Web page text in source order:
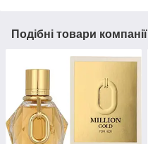
Подібні товари компанії